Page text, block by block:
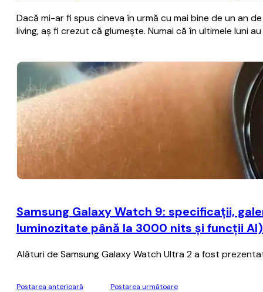
Dacă mi-ar fi spus cineva în urmă cu mai bine de un an
living, aș fi crezut că glumește. Numai că în ultimele luni
Samsung Galaxy Watch 9: specificații,
luminozitate până la 3000 nits și funcții AI)
Alături de Samsung Galaxy Watch Ultra 2 a fost
Postarea anterioară Postarea următoare